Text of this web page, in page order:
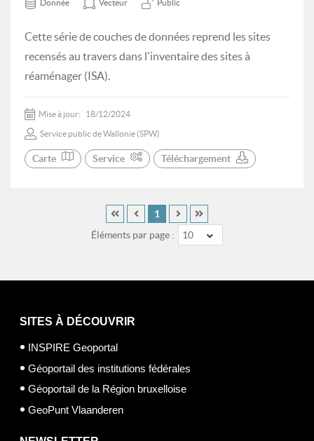
Donnée Vecteur Public
Cette série de couches de données reprend les sites
recensés au travers dans l'inventaire des sites à
réaménager (ISA).
Mise à jour: 18/12/2024
Service public de Wallonie (SPW)
Carte Service Téléchargement
Éléments par page : 10
1
SITES À DÉCOUVRIR
INSPIRE Geoportal
Géoportail des institutions fédérales
Géoportail de la Région bruxelloise
GeoPunt Vlaanderen